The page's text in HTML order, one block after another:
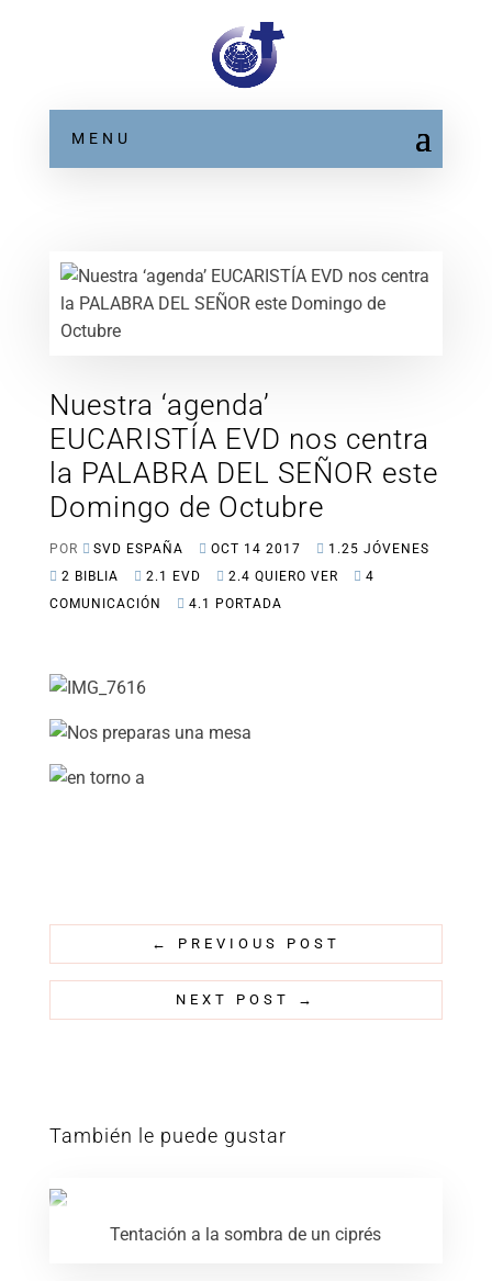
MENU
Nuestra ‘agenda’
EUCARISTÍA EVD nos centra
la PALABRA DEL SEÑOR este
Domingo de Octubre
POR SVD ESPAÑA OCT 14 2017
1.25 JÓVENES
2 BIBLIA
2.1 EVD 2.4 QUIERO VER
4
COMUNICACIÓN
4.1 PORTADA
← PREVIOUS POST
NEXT POST →
También le puede gustar
Tentación a la sombra de un ciprés